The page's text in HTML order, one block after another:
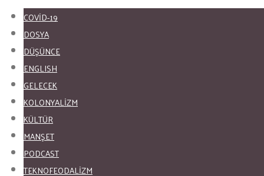
COVID-19
DOSYA
DÜŞÜNCE
ENGLISH
GELECEK
KOLONYALİZM
KÜLTÜR
MANŞET
PODCAST
TEKNOFEODALİZM